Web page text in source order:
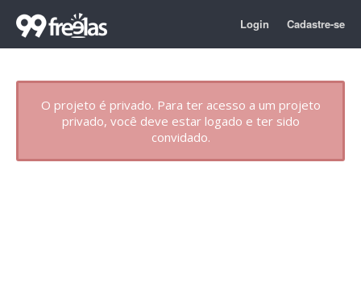
Login Cadastre-se
O projeto é privado. Para ter acesso a um projeto
privado, você deve estar logado e ter sido
convidado.